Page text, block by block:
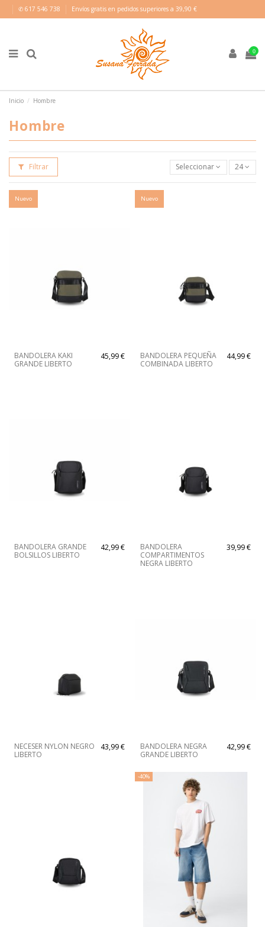
✆ 617 546 738 Envíos gratis en pedidos superiores a 39,90 €
0
Inicio Hombre
Hombre
Filtrar Seleccionar 24
Nuevo
BANDOLERA KAKI
GRANDE LIBERTO
45,99 €
Nuevo
BANDOLERA PEQUEÑA
COMBINADA LIBERTO
44,99 €
BANDOLERA GRANDE
BOLSILLOS LIBERTO
42,99 €
BANDOLERA
COMPARTIMENTOS
NEGRA LIBERTO
39,99 €
NECESER NYLON NEGRO
LIBERTO
43,99 €
BANDOLERA NEGRA
GRANDE LIBERTO
42,99 €
-40%